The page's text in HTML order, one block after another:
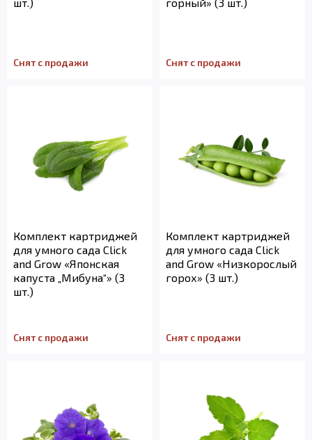
Снят с продажи Снят с продажи
Комплект картриджей
для умного сада Click
and Grow «Японская
капуста „Мибуна“» (3
шт.)
Снят с продажи
Комплект картриджей
для умного сада Click
and Grow «Низкорослый
горох» (3 шт.)
Снят с продажи